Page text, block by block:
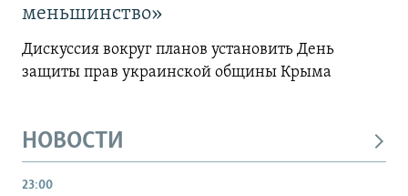
меньшинство»
Дискуссия вокруг планов установить День
защиты прав украинской общины Крыма
НОВОСТИ
23:00